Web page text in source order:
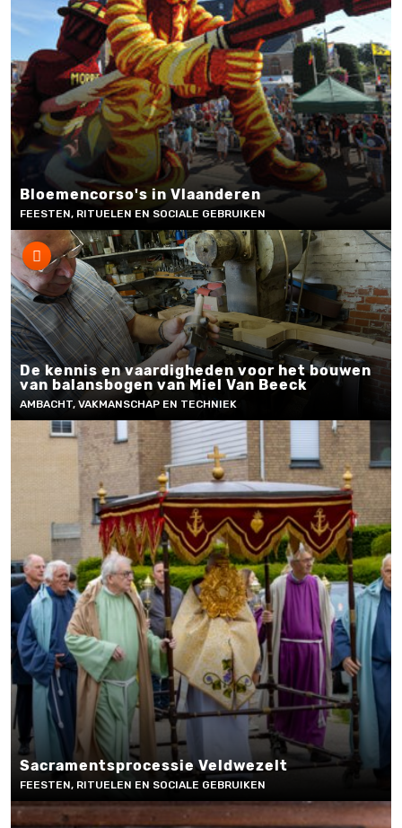
Bloemencorso's in Vlaanderen
FEESTEN, RITUELEN EN SOCIALE GEBRUIKEN
De kennis en vaardigheden voor het bouwen
van balansbogen van Miel Van Beeck
AMBACHT, VAKMANSCHAP EN TECHNIEK
Sacramentsprocessie Veldwezelt
FEESTEN, RITUELEN EN SOCIALE GEBRUIKEN